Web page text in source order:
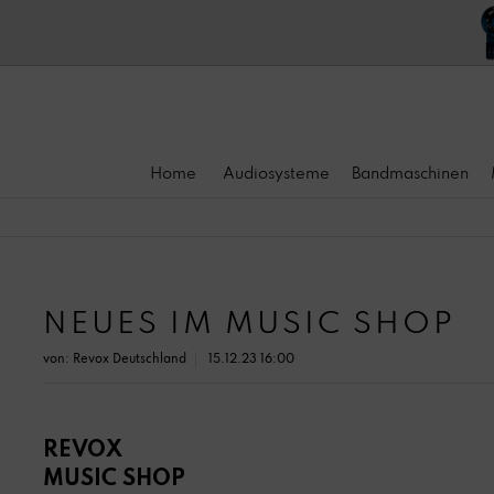
Home Audiosysteme Bandmaschinen
NEUES IM MUSIC SHOP
von: Revox Deutschland 15.12.23 16:00
REVOX
MUSIC SHOP